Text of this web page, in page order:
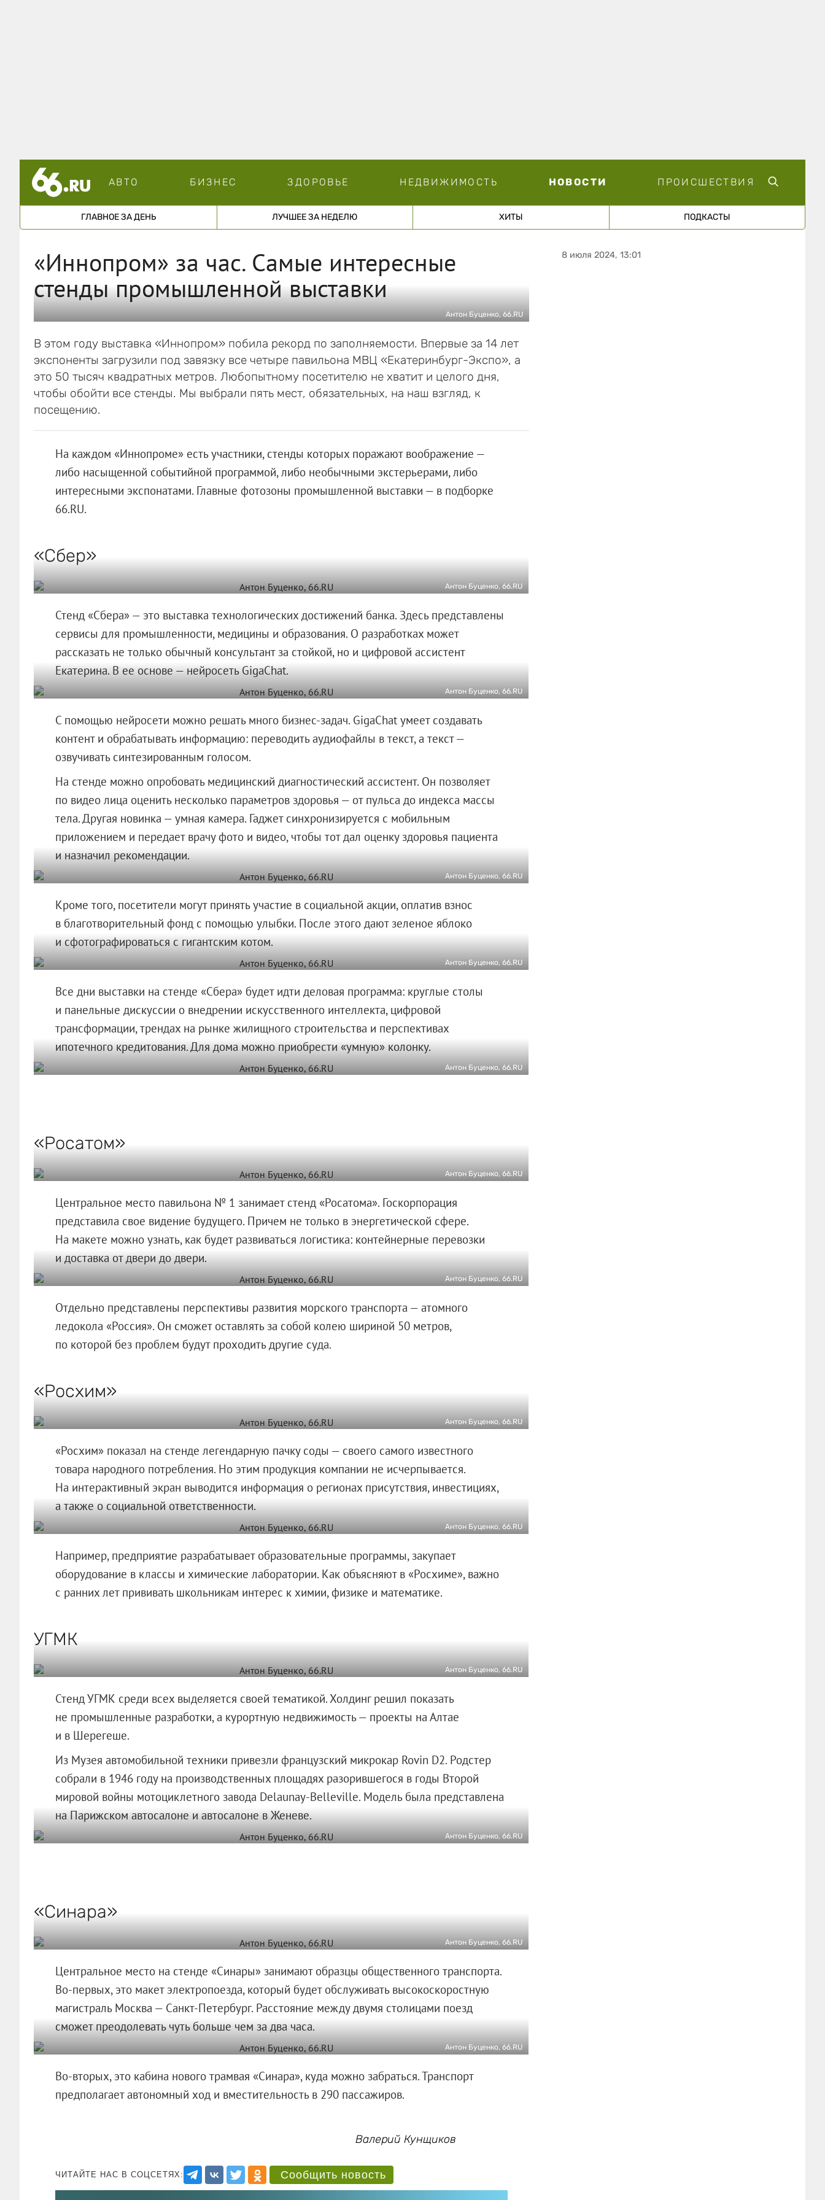
АВТО БИЗНЕС ЗДОРОВЬЕ НЕДВИЖИМОСТЬ НОВОСТИ ПРОИСШЕСТВИЯ
ГЛАВНОЕ ЗА ДЕНЬ ЛУЧШЕЕ ЗА НЕДЕЛЮ ХИТЫ ПОДКАСТЫ
«Иннопром» за час. Самые интересные
стенды промышленной выставки
Антон Буценко, 66.RU
В этом году выставка «Иннопром» побила рекорд по заполняемости. Впервые за 14 лет
экспоненты загрузили под завязку все четыре павильона МВЦ «Екатеринбург-Экспо», а
это 50 тысяч квадратных метров. Любопытному посетителю не хватит и целого дня,
чтобы обойти все стенды. Мы выбрали пять мест, обязательных, на наш взгляд, к
посещению.
На каждом «Иннопроме» есть участники, стенды которых поражают воображение —
либо насыщенной событийной программой, либо необычными экстерьерами, либо
интересными экспонатами. Главные фотозоны промышленной выставки — в подборке
66.RU.
«Сбер»
Антон Буценко, 66.RU
Стенд «Сбера» — это выставка технологических достижений банка. Здесь представлены
сервисы для промышленности, медицины и образования. О разработках может
рассказать не только обычный консультант за стойкой, но и цифровой ассистент
Екатерина. В ее основе — нейросеть GigaChat.
Антон Буценко, 66.RU
С помощью нейросети можно решать много бизнес-задач. GigaChat умеет создавать
контент и обрабатывать информацию: переводить аудиофайлы в текст, а текст —
озвучивать синтезированным голосом.
На стенде можно опробовать медицинский диагностический ассистент. Он позволяет
по видео лица оценить несколько параметров здоровья — от пульса до индекса массы
тела. Другая новинка — умная камера. Гаджет синхронизируется с мобильным
приложением и передает врачу фото и видео, чтобы тот дал оценку здоровья пациента
и назначил рекомендации.
Антон Буценко, 66.RU
Кроме того, посетители могут принять участие в социальной акции, оплатив взнос
в благотворительный фонд с помощью улыбки. После этого дают зеленое яблоко
и сфотографироваться с гигантским котом.
Антон Буценко, 66.RU
Все дни выставки на стенде «Сбера» будет идти деловая программа: круглые столы
и панельные дискуссии о внедрении искусственного интеллекта, цифровой
трансформации, трендах на рынке жилищного строительства и перспективах
ипотечного кредитования. Для дома можно приобрести «умную» колонку.
Антон Буценко, 66.RU
«Росатом»
Антон Буценко, 66.RU
Центральное место павильона № 1 занимает стенд «Росатома». Госкорпорация
представила свое видение будущего. Причем не только в энергетической сфере.
На макете можно узнать, как будет развиваться логистика: контейнерные перевозки
и доставка от двери до двери.
Антон Буценко, 66.RU
Отдельно представлены перспективы развития морского транспорта — атомного
ледокола «Россия». Он сможет оставлять за собой колею шириной 50 метров,
по которой без проблем будут проходить другие суда.
«Росхим»
Антон Буценко, 66.RU
«Росхим» показал на стенде легендарную пачку соды — своего самого известного
товара народного потребления. Но этим продукция компании не исчерпывается.
На интерактивный экран выводится информация о регионах присутствия, инвестициях,
а также о социальной ответственности.
Антон Буценко, 66.RU
Например, предприятие разрабатывает образовательные программы, закупает
оборудование в классы и химические лаборатории. Как объясняют в «Росхиме», важно
с ранних лет прививать школьникам интерес к химии, физике и математике.
УГМК
Антон Буценко, 66.RU
Стенд УГМК среди всех выделяется своей тематикой. Холдинг решил показать
не промышленные разработки, а курортную недвижимость — проекты на Алтае
и в Шерегеше.
Из Музея автомобильной техники привезли французский микрокар Rovin D2. Родстер
собрали в 1946 году на производственных площадях разорившегося в годы Второй
мировой войны мотоциклетного завода Delaunay-Belleville. Модель была представлена
на Парижском автосалоне и автосалоне в Женеве.
Антон Буценко, 66.RU
«Синара»
Антон Буценко, 66.RU
Центральное место на стенде «Синары» занимают образцы общественного транспорта.
Во-первых, это макет электропоезда, который будет обслуживать высокоскоростную
магистраль Москва — Санкт-Петербург. Расстояние между двумя столицами поезд
сможет преодолевать чуть больше чем за два часа.
Антон Буценко, 66.RU
Во-вторых, это кабина нового трамвая «Синара», куда можно забраться. Транспорт
предполагает автономный ход и вместительность в 290 пассажиров.
Валерий Кунщиков
ЧИТАЙТЕ НАС В СОЦСЕТЯХ: Сообщить новость
8 июля 2024, 13:01